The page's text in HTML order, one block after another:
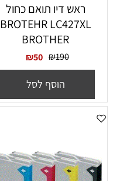
ראש דיו תואם כחול
BROTEHR LC427XL
BROTHER
₪190
₪50
הוסף לסל